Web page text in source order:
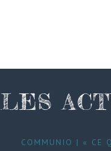
LES
COMMUNIO | « CE